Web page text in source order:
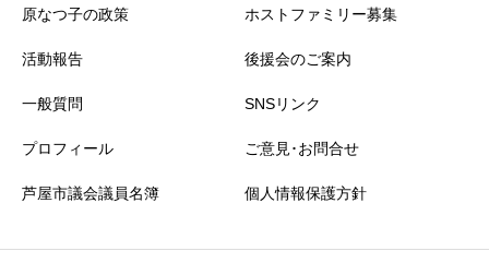
原なつ子の政策
活動報告
一般質問
プロフィール
芦屋市議会議員名簿
ホストファミリー募集
後援会のご案内
SNSリンク
ご意見･お問合せ
個人情報保護方針